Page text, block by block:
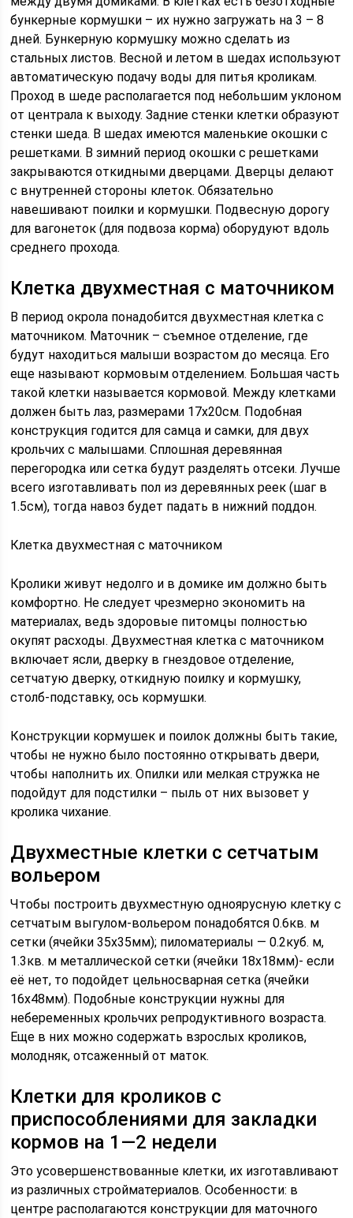
бункерные кормушки – их нужно загружать на 3 – 8
дней. Бункерную кормушку можно сделать из
стальных листов. Весной и летом в шедах используют
автоматическую подачу воды для питья кроликам.
Проход в шеде располагается под небольшим уклоном
от централа к выходу. Задние стенки клетки образуют
стенки шеда. В шедах имеются маленькие окошки с
решетками. В зимний период окошки с решетками
закрываются откидными дверцами. Дверцы делают
с внутренней стороны клеток. Обязательно
навешивают поилки и кормушки. Подвесную дорогу
для вагонеток (для подвоза корма) оборудуют вдоль
среднего прохода.
Клетка двухместная с маточником
В период окрола понадобится двухместная клетка с
маточником. Маточник – съемное отделение, где
будут находиться малыши возрастом до месяца. Его
еще называют кормовым отделением. Большая часть
такой клетки называется кормовой. Между клетками
должен быть лаз, размерами 17х20см. Подобная
конструкция годится для самца и самки, для двух
крольчих с малышами. Сплошная деревянная
перегородка или сетка будут разделять отсеки. Лучше
всего изготавливать пол из деревянных реек (шаг в
1.5см), тогда навоз будет падать в нижний поддон.
Клетка двухместная с маточником
Кролики живут недолго и в домике им должно быть
комфортно. Не следует чрезмерно экономить на
материалах, ведь здоровые питомцы полностью
окупят расходы. Двухместная клетка с маточником
включает ясли, дверку в гнездовое отделение,
сетчатую дверку, откидную поилку и кормушку,
столб-подставку, ось кормушки.
Конструкции кормушек и поилок должны быть такие,
чтобы не нужно было постоянно открывать двери,
чтобы наполнить их. Опилки или мелкая стружка не
подойдут для подстилки – пыль от них вызовет у
кролика чихание.
Двухместные клетки с сетчатым
вольером
Чтобы построить двухместную одноярусную клетку с
сетчатым выгулом-вольером понадобятся 0.6кв. м
сетки (ячейки 35х35мм); пиломатериалы — 0.2куб. м,
1.3кв. м металлической сетки (ячейки 18х18мм)- если
её нет, то подойдет цельносварная сетка (ячейки
16х48мм). Подобные конструкции нужны для
небеременных крольчих репродуктивного возраста.
Еще в них можно содержать взрослых кроликов,
молодняк, отсаженный от маток.
Клетки для кроликов с
приспособлениями для закладки
кормов на 1—2 недели
Это усовершенствованные клетки, их изготавливают
из различных стройматериалов. Особенности: в
центре располагаются конструкции для маточного